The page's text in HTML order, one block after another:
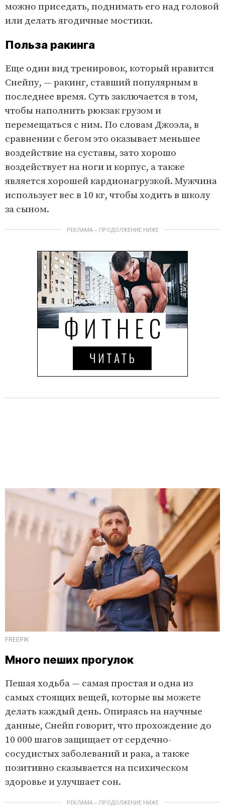
можно приседать, поднимать его над головой
или делать ягодичные мостики.
Польза ракинга
Еще один вид тренировок, который нравится
Снейпу, — ракинг, ставший популярным в
последнее время. Суть заключается в том,
чтобы наполнить рюкзак грузом и
перемещаться с ним. По словам Джоэла, в
сравнении с бегом это оказывает меньшее
воздействие на суставы, зато хорошо
воздействует на ноги и корпус, а также
является хорошей кардионагрузкой. Мужчина
использует вес в 10 кг, чтобы ходить в школу
за сыном.
РЕКЛАМА – ПРОДОЛЖЕНИЕ НИЖЕ
FREEPIK
Много пеших прогулок
Пешая ходьба — самая простая и одна из
самых стоящих вещей, которые вы можете
делать каждый день. Опираясь на научные
данные, Снейп говорит, что прохождение до
10 000 шагов защищает от сердечно-
сосудистых заболеваний и рака, а также
позитивно сказывается на психическом
здоровье и улучшает сон.
РЕКЛАМА – ПРОДОЛЖЕНИЕ НИЖЕ